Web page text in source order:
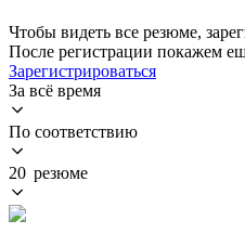
Чтобы видеть все резюме,
После регистрации покажем
Зарегистрироваться
За всё время
По соответствию
20 резюме